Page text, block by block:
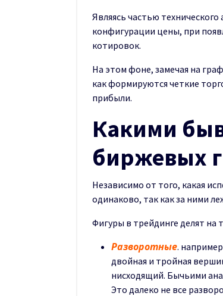
Являясь частью
конфигурации цены, при
котировок.
На этом фоне, замечая на
как формируются четкие
прибыли.
Какими
биржевых
Независимо от того, какая
одинаково, так как за ними
Фигуры в трейдинге делят на
Разворотные.
двойная и тройная
нисходящий. Бычьими
Это далеко не все